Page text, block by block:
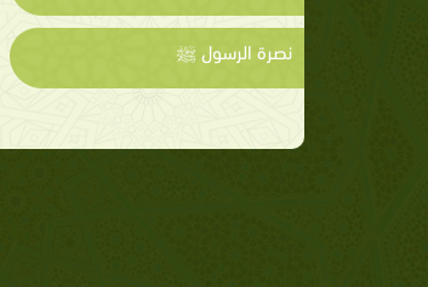
نصرة الرسول ﷺ